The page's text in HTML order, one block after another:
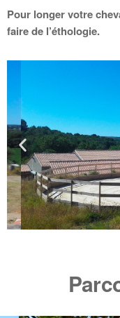
Pour longer votre
faire de l’éthologie.